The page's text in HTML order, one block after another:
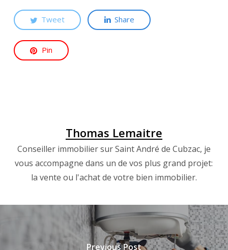
Tweet Share
Pin
Thomas Lemaitre
Conseiller immobilier sur Saint André de Cubzac, je
vous accompagne dans un de vos plus grand projet:
la vente ou l'achat de votre bien immobilier.
Previous Post